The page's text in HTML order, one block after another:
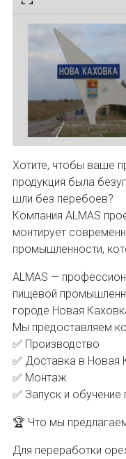
Хотите, чтобы ваше
продукция была
шли без перебоев?
Компания ALMAS
монтирует
промышленности,
ALMAS —
пищевой
городе Новая
Мы предоставляем
✅ Производство
✅ Доставка в Новая
✅ Монтаж
✅ Запуск и обучение
🏆 Что мы
Для переработки